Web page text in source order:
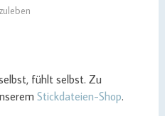
fühlt selbst. Zu
Stickdateien-Shop.